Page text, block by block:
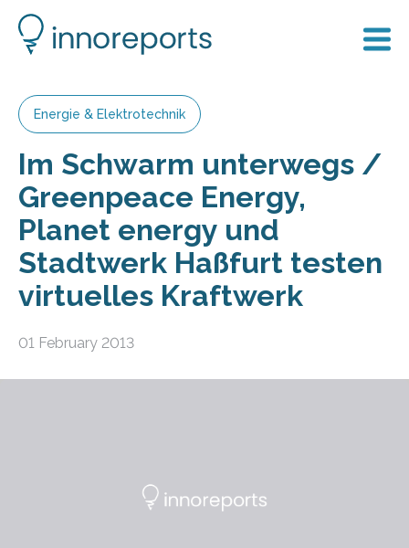
Energie & Elektrotechnik
Im Schwarm unterwegs /
Greenpeace Energy,
Planet energy und
Stadtwerk Haßfurt testen
virtuelles Kraftwerk
01 February 2013